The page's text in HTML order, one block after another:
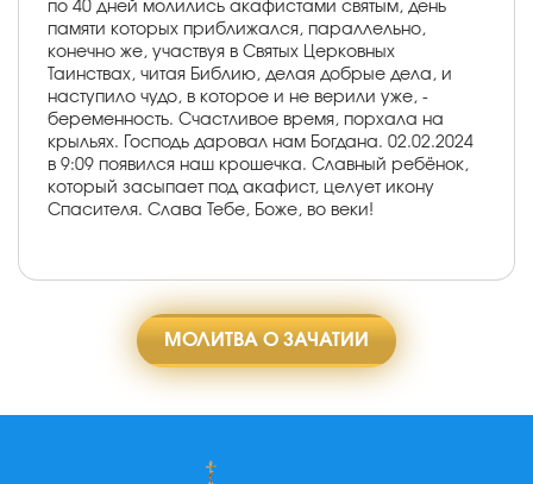
по 40 дней молились акафистами святым, день
памяти которых приближался, параллельно,
конечно же, участвуя в Святых Церковных
Таинствах, читая Библию, делая добрые дела, и
наступило чудо, в которое и не верили уже, -
беременность. Счастливое время, порхала на
крыльях. Господь даровал нам Богдана. 02.02.2024
в 9:09 появился наш крошечка. Славный ребёнок,
который засыпает под акафист, целует икону
Спасителя. Слава Тебе, Боже, во веки!
МОЛИТВА О ЗАЧАТИИ